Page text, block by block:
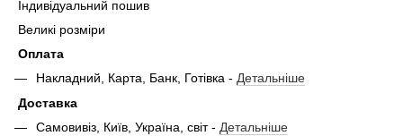
Індивідуальний пошив
Великі розміри
Оплата
Накладний, Карта, Банк, Готівка - Детальніше
Доставка
Самовивіз, Київ, Україна, світ - Детальніше